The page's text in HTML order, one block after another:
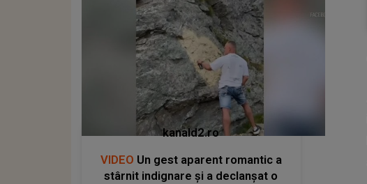
kanald2.ro
VIDEO Un gest aparent romantic a
stârnit indignare și a declanșat o